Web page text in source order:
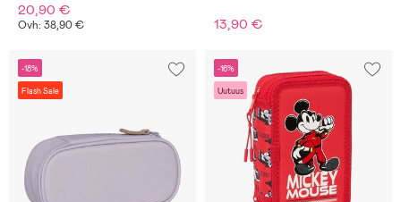
20,90 €
Ovh: 38,90 € 13,90 €
-18%
Flash Sale
-16%
Uutuus